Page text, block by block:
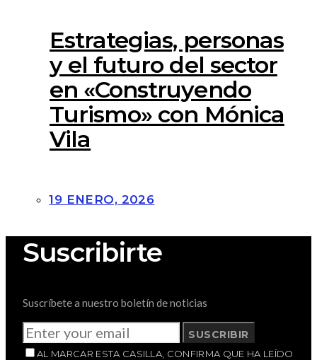
Estrategias, personas
y el futuro del sector
en «Construyendo
Turismo» con Mónica
Vila
19 ENERO, 2026
Suscribirte
Suscríbete a nuestro boletín de noticias
SUSCRIBIR
AL MARCAR ESTA CASILLA, CONFIRMA QUE HA LEÍDO